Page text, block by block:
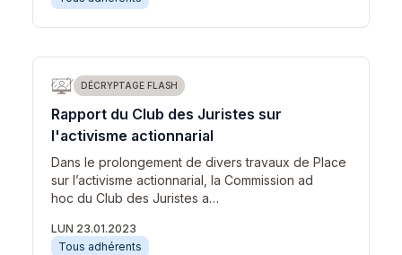
DÉCRYPTAGE FLASH
Rapport du Club des Juristes sur
l'activisme actionnarial
Dans le prolongement de divers travaux de Place
sur l’activisme actionnarial, la Commission ad
hoc du Club des Juristes a…
LUN 23.01.2023
Tous adhérents